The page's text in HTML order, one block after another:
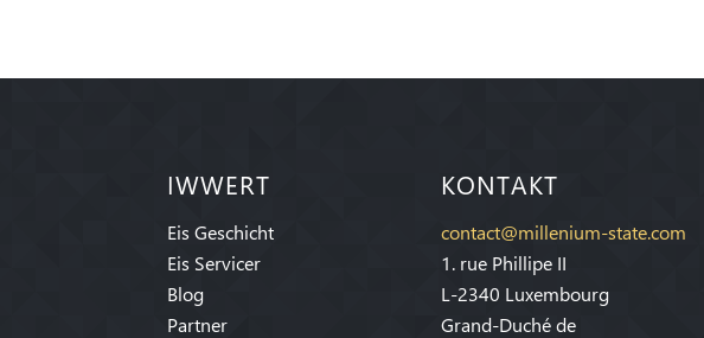
IWWERT
Eis Geschicht
Eis Servicer
Blog
Partner
KONTAKT
contact@millenium-state.com
1. rue Phillipe II
L-2340 Luxembourg
Grand-Duché de